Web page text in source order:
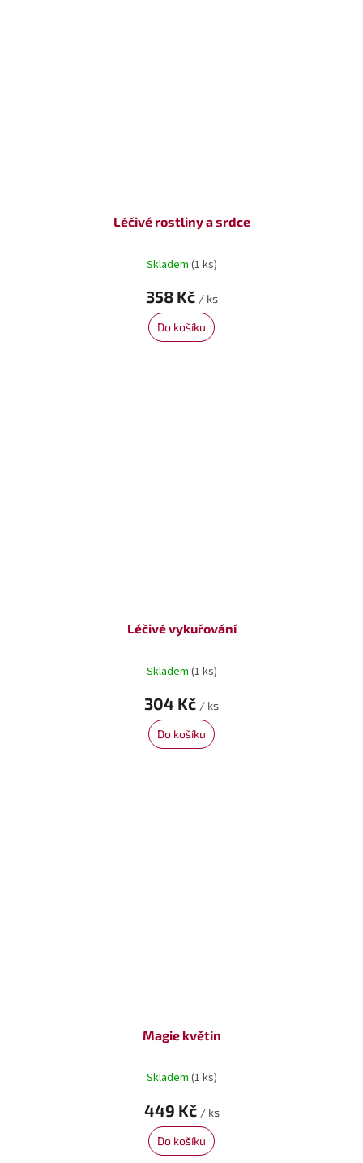
Léčivé rostliny a srdce
Skladem (1 ks)
358 Kč / ks
Do košíku
Léčivé vykuřování
Skladem (1 ks)
304 Kč / ks
Do košíku
Magie květin
Skladem (1 ks)
449 Kč / ks
Do košíku